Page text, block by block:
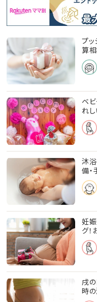
プ
算
ベ
れ
沐
備
妊
グ
戌
時